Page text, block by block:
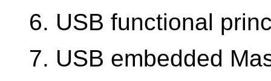
6. USB functional
7. USB embedded